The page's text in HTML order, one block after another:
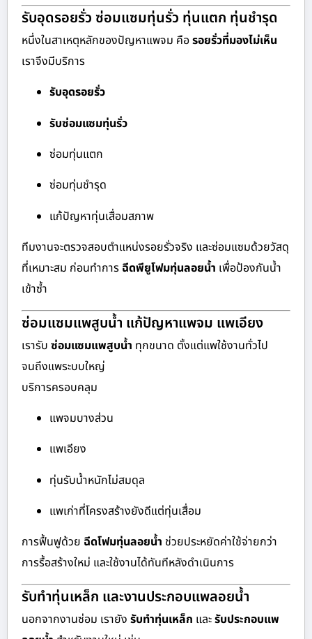
รับอุดรอยรั่ว ซ่อมแซมทุ่นรั่ว ทุ่นแตก ทุ่นชำรุด
หนึ่งในสาเหตุหลักของปัญหาแพจม คือรอยรั่วที่มองไม่เห็น
เราจึงมีบริการ
รับอุดรอยรั่ว
รับซ่อมแซมทุ่นรั่ว
ซ่อมทุ่นแตก
ซ่อมทุ่นชำรุด
แก้ปัญหาทุ่นเสื่อมสภาพ
ทีมงานจะตรวจสอบตำแหน่งรอยรั่วจริง และซ่อมแซมด้วยวัสดุ
ที่เหมาะสม ก่อนทำการ ฉีดพียูโฟมทุ่นลอยน้ำ เพื่อป้องกันน้ำ
เข้าซ้ำ
ซ่อมแซมแพสูบน้ำ แก้ปัญหาแพจม แพเอียง
เรารับ ซ่อมแซมแพสูบน้ำ ทุกขนาด ตั้งแต่แพใช้งานทั่วไป
จนถึงแพระบบใหญ่
บริการครอบคลุม
แพจมบางส่วน
แพเอียง
ทุ่นรับน้ำหนักไม่สมดุล
แพเก่าที่โครงสร้างยังดีแต่ทุ่นเสื่อม
การฟื้นฟูด้วย ฉีดโฟมทุ่นลอยน้ำ ช่วยประหยัดค่าใช้จ่ายกว่า
การรื้อสร้างใหม่ และใช้งานได้ทันทีหลังดำเนินการ
รับทำทุ่นเหล็ก และงานประกอบแพลอยน้ำ
นอกจากงานซ่อม เรายัง รับทำทุ่นเหล็ก และรับประกอบแพ